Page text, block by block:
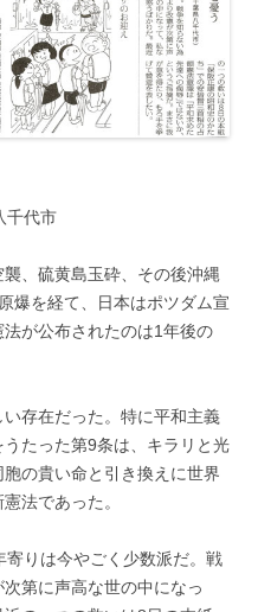
代市
、硫黄島玉砕、その後沖縄
爆を経て、日本はポツダム宣
が公布されたのは1年後の
存在だった。特に平和主義
たった第9条は、キラリと光
の貴い命と引き換えに世界
法であった。
りは今やごく少数派だ。戦
第に声高な世の中になっ